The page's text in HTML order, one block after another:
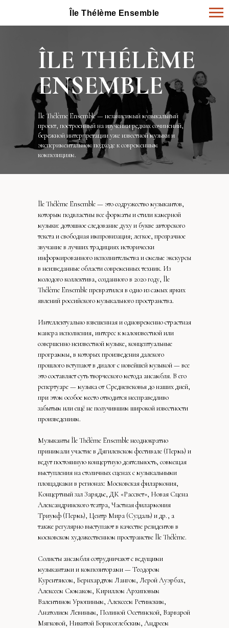
Île Thélème Ensemble
ÎLE THÉLÈME
ENSEMBLE
Île Thélème Ensemble — независимый музыкальный
проект, построенный на изучении редких сочинений,
бережной интерпретации уже известной музыки и
экспериментальном подходе к современным
композициям.
Île Thélème Ensemble — это содружество музыкантов,
которым подвластны все форматы и стили камерной
музыки: дотошное следование духу и букве авторского
текста и свободная импровизация; легкое, прозрачное
звучание в лучших традициях исторически
информированного исполнительства и смелые экскурсы
в неизведанные области современных техник. Из
молодого коллектива, созданного в 2020 году, Île
Thélème Ensemble превратился в одно из самых ярких
явлений российского музыкального пространства.
Интеллектуально взвешенная и одновременно страстная
манера исполнения, интерес к малоизвестной или
совершенно неизвестной музыке, концептуальные
программы, в которых произведения далекого
прошлого вступают в диалог с новейшей музыкой — все
это составляет суть творческого метода ансамбля. В его
репертуаре — музыка от Средневековья до наших дней,
при этом особое место отводится несправедливо
забытым или ещё не получившим широкой известности
произведениям.
Музыканты Île Thélème Ensemble неоднократно
принимали участие в Дягилевском фестивале (Пермь) и
ведут постоянную концертную деятельность, совмещая
выступления на столичных сценах с музыкальными
площадками в регионах: Московская филармония,
Концертный зал Зарядье, ДК «Рассвет», Новая Сцена
Александринского театра, Частная филармония
Триумф (Пермь), Центр Мира (Суздаль) и др., а
также регулярно выступают в качестве резидентов в
московском художественном пространстве Île Thélème.
Солисты ансамбля сотрудничают с ведущими
музыкантами и композиторами — Теодором
Курентзисом, Бернхардтом Лангом, Лерой Ауэрбах,
Алексеем Сюмаком, Кириллом Архиповым
Валентином Урюпиным, Алексеем Ретинским,
Анатолием Левиным, Полиной Осетинской, Варварой
Мягковой, Никитой Борисоглебским, Андреем